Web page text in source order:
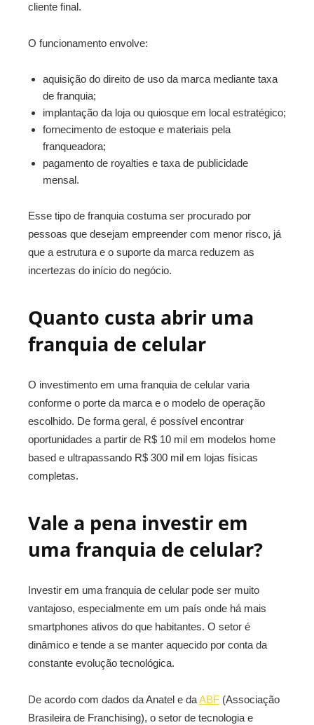
cliente final.
O funcionamento envolve:
aquisição do direito de uso da marca mediante taxa
de franquia;
implantação da loja ou quiosque em local estratégico;
fornecimento de estoque e materiais pela
franqueadora;
pagamento de royalties e taxa de publicidade
mensal.
Esse tipo de franquia costuma ser procurado por
pessoas que desejam empreender com menor risco, já
que a estrutura e o suporte da marca reduzem as
incertezas do início do negócio.
Quanto custa abrir uma
franquia de celular
O investimento em uma franquia de celular varia
conforme o porte da marca e o modelo de operação
escolhido. De forma geral, é possível encontrar
oportunidades a partir de R$ 10 mil em modelos home
based e ultrapassando R$ 300 mil em lojas físicas
completas.
Vale a pena investir em
uma franquia de celular?
Investir em uma franquia de celular pode ser muito
vantajoso, especialmente em um país onde há mais
smartphones ativos do que habitantes. O setor é
dinâmico e tende a se manter aquecido por conta da
constante evolução tecnológica.
De acordo com dados da Anatel e daABF (Associação
Brasileira de Franchising), o setor de tecnologia e